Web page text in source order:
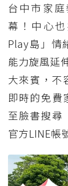
台中市家
幕！中心
Play島」情
能力旋風延
大來賓，不
即時的免費
至臉書搜尋
官方LINE帳